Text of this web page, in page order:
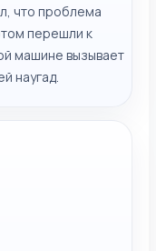
что проблема
перешли к
машине вызывает
наугад.